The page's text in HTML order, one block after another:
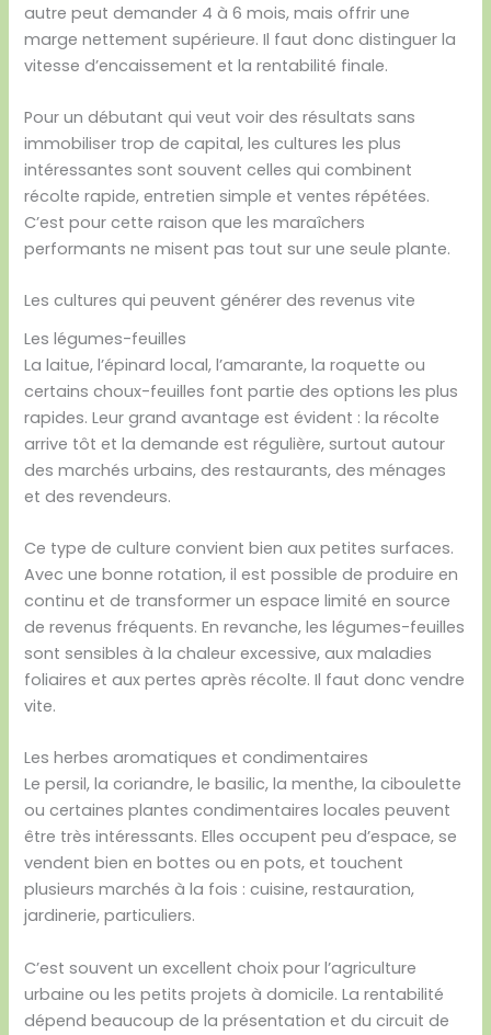
autre peut demander 4 à 6 mois, mais offrir une
marge nettement supérieure. Il faut donc distinguer la
vitesse d’encaissement et la rentabilité finale.
Pour un débutant qui veut voir des résultats sans
immobiliser trop de capital, les cultures les plus
intéressantes sont souvent celles qui combinent
récolte rapide, entretien simple et ventes répétées.
C’est pour cette raison que les maraîchers
performants ne misent pas tout sur une seule plante.
Les cultures qui peuvent générer des revenus vite
Les légumes-feuilles
La laitue, l’épinard local, l’amarante, la roquette ou
certains choux-feuilles font partie des options les plus
rapides. Leur grand avantage est évident : la récolte
arrive tôt et la demande est régulière, surtout autour
des marchés urbains, des restaurants, des ménages
et des revendeurs.
Ce type de culture convient bien aux petites surfaces.
Avec une bonne rotation, il est possible de produire en
continu et de transformer un espace limité en source
de revenus fréquents. En revanche, les légumes-feuilles
sont sensibles à la chaleur excessive, aux maladies
foliaires et aux pertes après récolte. Il faut donc vendre
vite.
Les herbes aromatiques et condimentaires
Le persil, la coriandre, le basilic, la menthe, la ciboulette
ou certaines plantes condimentaires locales peuvent
être très intéressants. Elles occupent peu d’espace, se
vendent bien en bottes ou en pots, et touchent
plusieurs marchés à la fois : cuisine, restauration,
jardinerie, particuliers.
C’est souvent un excellent choix pour l’agriculture
urbaine ou les petits projets à domicile. La rentabilité
dépend beaucoup de la présentation et du circuit de